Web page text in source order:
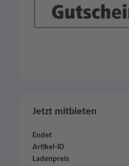
Jetzt mitbieten
Endet
Artikel-ID
Ladenpreis